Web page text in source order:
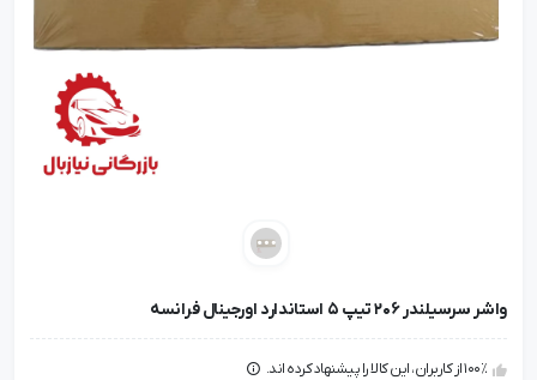
واشر سرسیلندر 206 تیپ 5 استاندارد اورجینال فرانسه
100٪ از کاربران، این کالا را پیشنهاد کرده اند.